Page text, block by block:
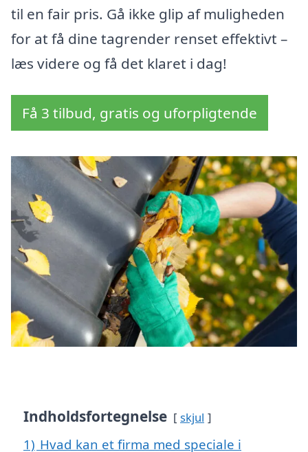
til en fair pris. Gå ikke glip af muligheden
for at få dine tagrender renset effektivt –
læs videre og få det klaret i dag!
Få 3 tilbud, gratis og uforpligtende
Indholdsfortegnelse skjul
1) Hvad kan et firma med speciale i